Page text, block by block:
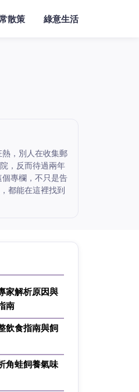
散策 綠意生活
，別人在收集郵
，反而待過兩年
專欄，不只是告
都能在這裡找到
家解析原因與
南
飲食指南與飼
角蛙飼養氣味